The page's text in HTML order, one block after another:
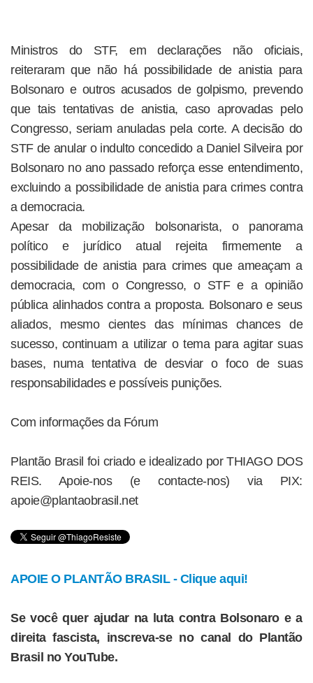
Ministros do STF, em declarações não oficiais,
reiteraram que não há possibilidade de anistia para
Bolsonaro e outros acusados de golpismo, prevendo
que tais tentativas de anistia, caso aprovadas pelo
Congresso, seriam anuladas pela corte. A decisão do
STF de anular o indulto concedido a Daniel Silveira por
Bolsonaro no ano passado reforça esse entendimento,
excluindo a possibilidade de anistia para crimes contra
a democracia.
Apesar da mobilização bolsonarista, o panorama
político e jurídico atual rejeita firmemente a
possibilidade de anistia para crimes que ameaçam a
democracia, com o Congresso, o STF e a opinião
pública alinhados contra a proposta. Bolsonaro e seus
aliados, mesmo cientes das mínimas chances de
sucesso, continuam a utilizar o tema para agitar suas
bases, numa tentativa de desviar o foco de suas
responsabilidades e possíveis punições.
Com informações da Fórum
Plantão Brasil foi criado e idealizado por THIAGO DOS
REIS. Apoie-nos (e contacte-nos) via PIX:
apoie@plantaobrasil.net
APOIE O PLANTÃO BRASIL - Clique aqui!
Se você quer ajudar na luta contra Bolsonaro e a
direita fascista, inscreva-se no canal do Plantão
Brasil no YouTube.